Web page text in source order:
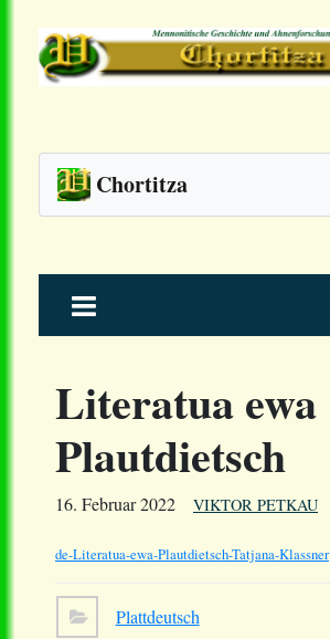
Chortitza
to
Literatua ewa
Plautdietsch
16. Februar 2022 VIKTOR PETKAU
de-Literatua-ewa-Plautdietsch-Tatjana-Klassner
Plattdeutsch